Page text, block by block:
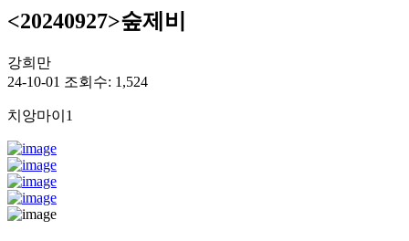
<20240927>숲제비
강희만
24-10-01 조회수: 1,524
치앙마이1